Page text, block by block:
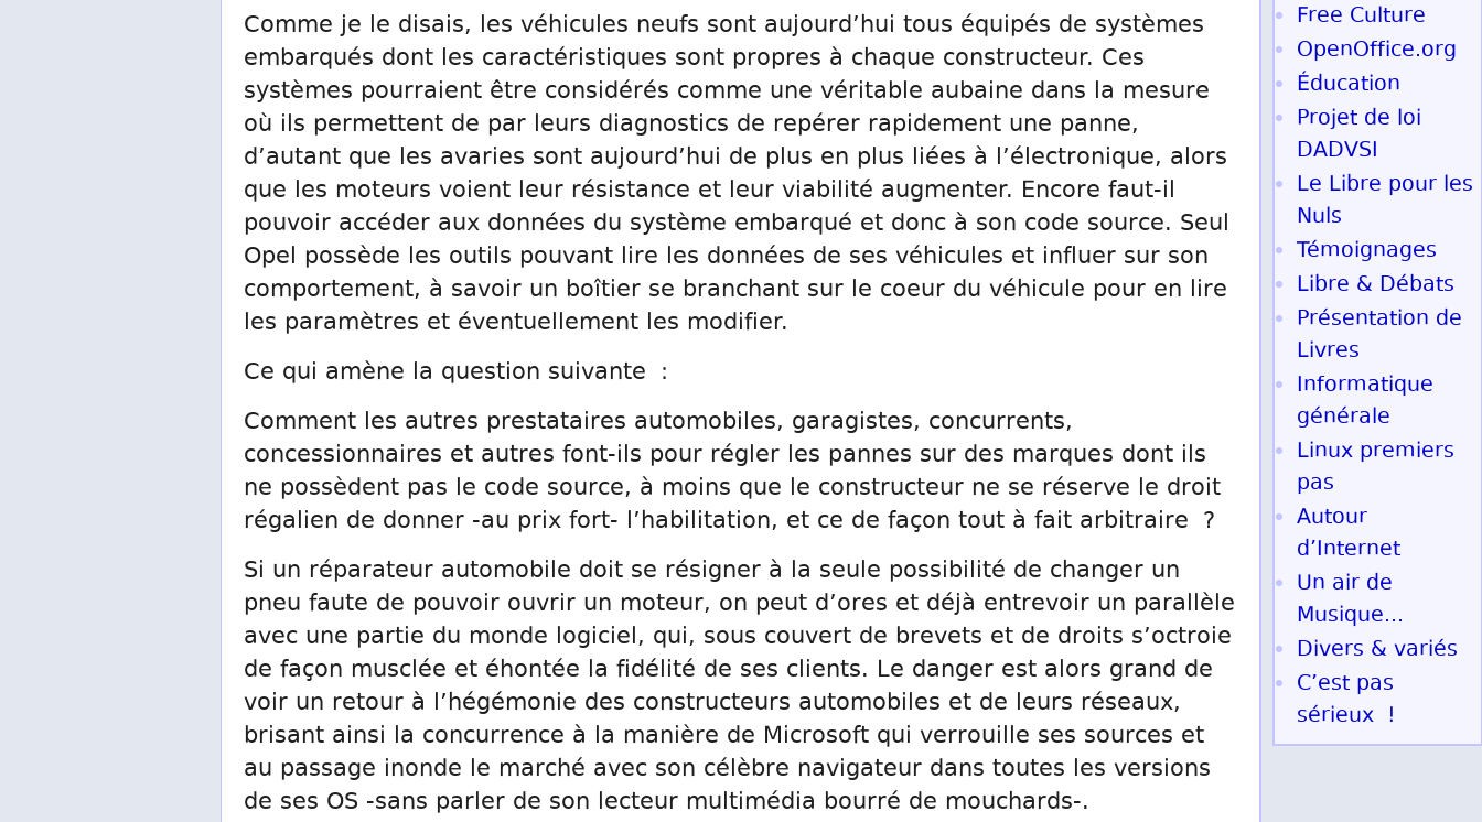
Comme je le disais, les véhicules neufs sont aujourd’hui tous équipés de systèmes
embarqués dont les caractéristiques sont propres à chaque constructeur. Ces
systèmes pourraient être considérés comme une véritable aubaine dans la mesure
où ils permettent de par leurs diagnostics de repérer rapidement une panne,
d’autant que les avaries sont aujourd’hui de plus en plus liées à l’électronique, alors
que les moteurs voient leur résistance et leur viabilité augmenter. Encore faut-il
pouvoir accéder aux données du système embarqué et donc à son code source. Seul
Opel possède les outils pouvant lire les données de ses véhicules et influer sur son
comportement, à savoir un boîtier se branchant sur le coeur du véhicule pour en lire
les paramètres et éventuellement les modifier.
Ce qui amène la question suivante :
Comment les autres prestataires automobiles, garagistes, concurrents,
concessionnaires et autres font-ils pour régler les pannes sur des marques dont ils
ne possèdent pas le code source, à moins que le constructeur ne se réserve le droit
régalien de donner -au prix fort- l’habilitation, et ce de façon tout à fait arbitraire ?
Si un réparateur automobile doit se résigner à la seule possibilité de changer un
pneu faute de pouvoir ouvrir un moteur, on peut d’ores et déjà entrevoir un parallèle
avec une partie du monde logiciel, qui, sous couvert de brevets et de droits s’octroie
de façon musclée et éhontée la fidélité de ses clients. Le danger est alors grand de
voir un retour à l’hégémonie des constructeurs automobiles et de leurs réseaux,
brisant ainsi la concurrence à la manière de Microsoft qui verrouille ses sources et
au passage inonde le marché avec son célèbre navigateur dans toutes les versions
de ses OS -sans parler de son lecteur multimédia bourré de mouchards-.
Free Culture
OpenOffice.org
Éducation
Projet de loi
DADVSI
Le Libre pour les
Nuls
Témoignages
Libre & Débats
Présentation de
Livres
Informatique
générale
Linux premiers
pas
Autour
d’Internet
Un air de
Musique...
Divers & variés
C’est pas
sérieux !